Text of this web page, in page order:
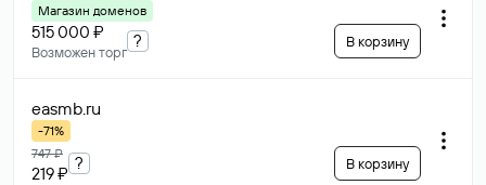
Магазин доменов
515 000 ₽
Возможен торг
? В корзину
easmb.ru
-71%
747 ₽
219 ₽
? В корзину